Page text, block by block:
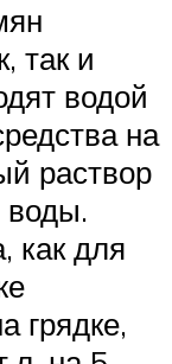
так и
водой
на
раствор
воды.
как для
грядке,